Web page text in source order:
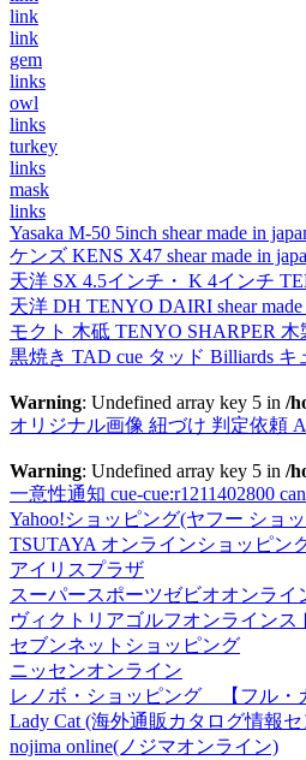
link
link
gem
links
owl
links
turkey
links
mask
links
Yasaka M-50 5inch shear made in
ケンズ KENS X47 shear made in
天洋 SX 4.5インチ・ K 4インチ
天洋 DH TENYO DAIRI shear made
モクト 木砥 TENYO SHARPER
黒焼き TAD cue タッド Billiards
Warning: Undefined array key 5 in /
オリジナル画像 紐づけ 判定依頼
Warning: Undefined array key 5 in /
一意性通知 cue-cue:r1211402800
Yahoo!ショッピング(ヤフー ショ
TSUTAYA オンラインショッピン
アイリスプラザ
スーパースポーツゼビオオンライ
ヴィクトリアゴルフオンラインス
セブンネットショッピング
ニッセンオンライン
レノボ・ショッピング 【フル・
Lady Cat (海外通販カタログ情報セ
nojima online(ノジマオンライン)